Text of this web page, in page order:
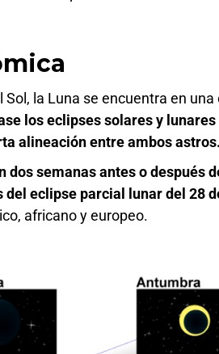
la Luna se encuentra en
los eclipses solares y
alineación entre ambos astros.
semanas antes o después
eclipse parcial lunar del 28
africano y europeo.